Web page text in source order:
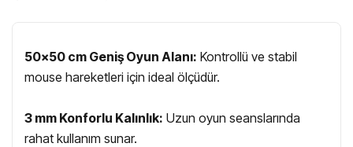
50x50 cm Geniş Oyun Alanı: Kontrollü ve stabil
mouse hareketleri için ideal ölçüdür.
3 mm Konforlu Kalınlık: Uzun oyun seanslarında
rahat kullanım sunar.